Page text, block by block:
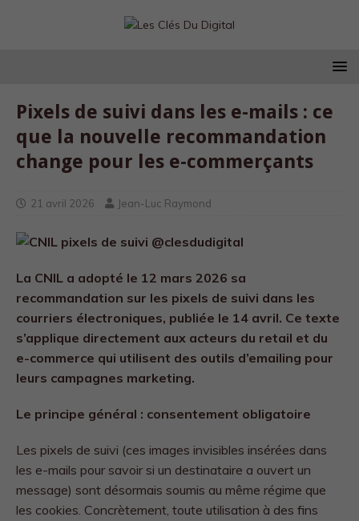
Pixels de suivi dans les e-mails : ce
que la nouvelle recommandation
change pour les e-commerçants
21 avril 2026 Jean-Luc Raymond
La CNIL a adopté le 12 mars 2026 sa
recommandation sur les pixels de suivi dans les
courriers électroniques, publiée le 14 avril. Ce texte
s’applique directement aux acteurs du retail et du
e-commerce qui utilisent des outils d’emailing pour
leurs campagnes marketing.
Le principe général : consentement obligatoire
Les pixels de suivi (ces images invisibles insérées dans
les e-mails pour savoir si un destinataire a ouvert un
message) sont désormais soumis au même régime que
les cookies. Concrètement, toute utilisation à des fins